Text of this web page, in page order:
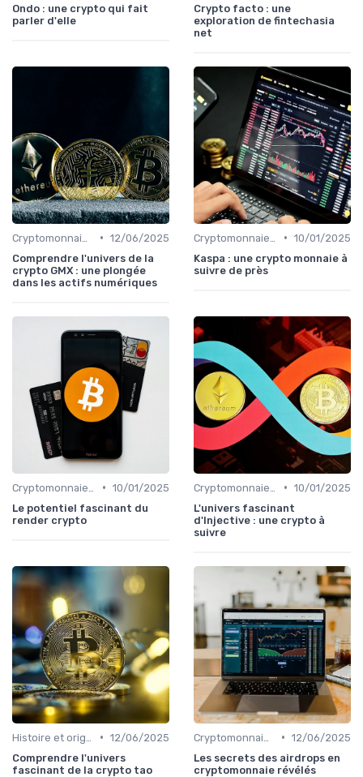
Ondo : une crypto qui fait
parler d'elle
Crypto facto : une
exploration de fintechasia
net
• 12/06/2025
Comprendre l'univers de la
crypto GMX : une plongée
dans les actifs numériques
• 10/01/2025
Kaspa : une crypto monnaie à
suivre de près
• 10/01/2025
Le potentiel fascinant du
render crypto
• 10/01/2025
L'univers fascinant
d'Injective : une crypto à
suivre
• 12/06/2025
Comprendre l'univers
fascinant de la crypto tao
• 12/06/2025
Les secrets des airdrops en
cryptomonnaie révélés